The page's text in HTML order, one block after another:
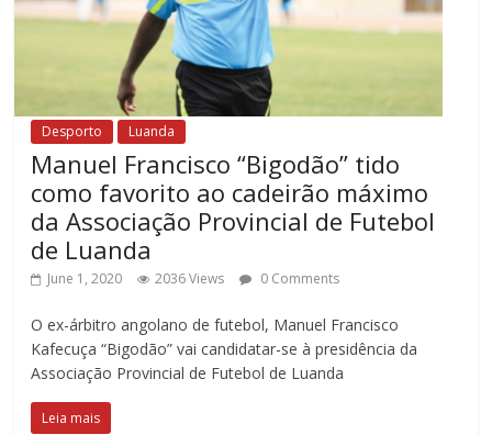
Desporto Luanda
Manuel Francisco “Bigodão” tido
como favorito ao cadeirão máximo
da Associação Provincial de Futebol
de Luanda
June 1, 2020 2036 Views 0 Comments
O ex-árbitro angolano de futebol, Manuel Francisco
Kafecuça “Bigodão” vai candidatar-se à presidência da
Associação Provincial de Futebol de Luanda
Leia mais